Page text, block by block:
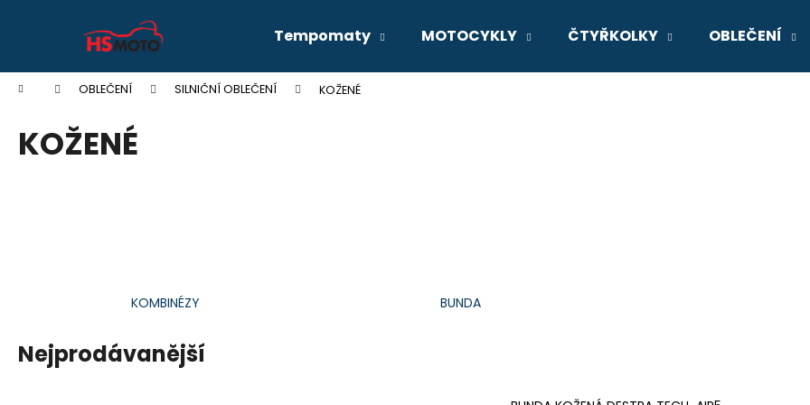
Tempomaty MOTOCYKLY ČTYŘKOLKY OBLEČENÍ
Domů OBLEČENÍ SILNIČNÍ OBLEČENÍ KOŽENÉ
KOŽENÉ
KOMBINÉZY BUNDA
Nejprodávanější
í
Zpět
do
obchodu
Zpět
do
obchodu